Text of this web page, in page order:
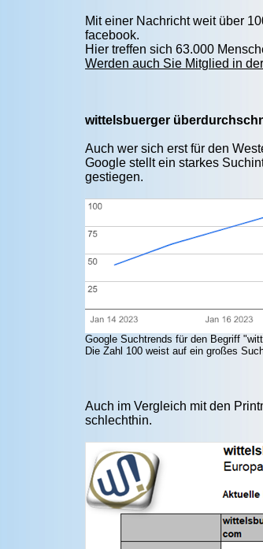
Mit einer Nachricht weit über
facebook.
Hier treffen sich 63.000
Werden auch Sie Mitglied in
wittelsbuerger
Auch wer sich erst für den
Google stellt ein starkes
gestiegen.
Google Suchtrends für den Begriff
Die Zahl 100 weist auf ein großes
Auch im Vergleich mit den
schlechthin.